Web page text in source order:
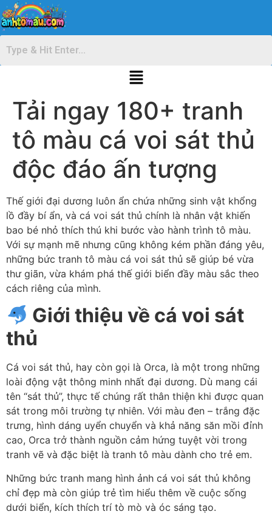
Tải ngay 180+ tranh
tô màu cá voi sát thủ
độc đáo ấn tượng
Thế giới đại dương luôn ẩn chứa những sinh vật khổng
lồ đầy bí ẩn, và cá voi sát thủ chính là nhân vật khiến
bao bé nhỏ thích thú khi bước vào hành trình tô màu.
Với sự mạnh mẽ nhưng cũng không kém phần đáng yêu,
những bức tranh tô màu cá voi sát thủ sẽ giúp bé vừa
thư giãn, vừa khám phá thế giới biển đầy màu sắc theo
cách riêng của mình.
Giới thiệu về cá voi sát
thủ
Cá voi sát thủ, hay còn gọi là Orca, là một trong những
loài động vật thông minh nhất đại dương. Dù mang cái
tên “sát thủ”, thực tế chúng rất thân thiện khi được quan
sát trong môi trường tự nhiên. Với màu đen – trắng đặc
trưng, hình dáng uyển chuyển và khả năng săn mồi đỉnh
cao, Orca trở thành nguồn cảm hứng tuyệt vời trong
tranh vẽ và đặc biệt là tranh tô màu dành cho trẻ em.
Những bức tranh mang hình ảnh cá voi sát thủ không
chỉ đẹp mà còn giúp trẻ tìm hiểu thêm về cuộc sống
dưới biển, kích thích trí tò mò và óc sáng tạo.